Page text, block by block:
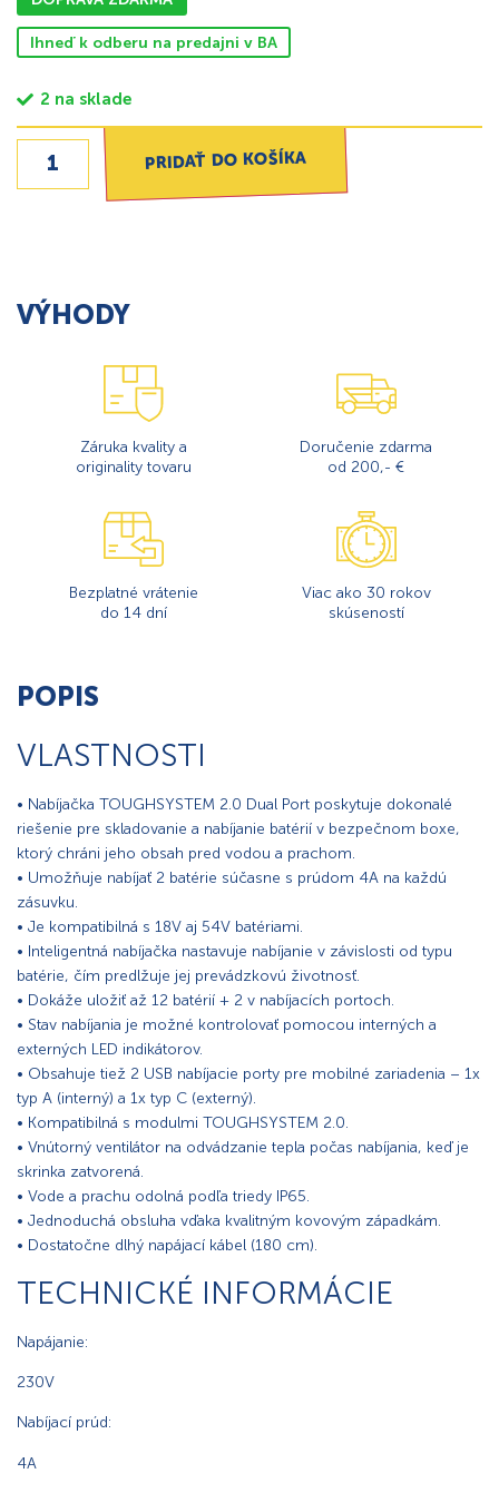
Ihneď k odberu na predajni v BA
2 na sklade
PRIDAŤ DO KOŠÍKA
VÝHODY
Záruka kvality a
originality tovaru
Doručenie zdarma
od 200,- €
Bezplatné vrátenie
do 14 dní
Viac ako 30 rokov
skúseností
POPIS
VLASTNOSTI
• Nabíjačka TOUGHSYSTEM 2.0 Dual Port poskytuje dokonalé
riešenie pre skladovanie a nabíjanie batérií v bezpečnom boxe,
ktorý chráni jeho obsah pred vodou a prachom.
• Umožňuje nabíjať 2 batérie súčasne s prúdom 4A na každú
zásuvku.
• Je kompatibilná s 18V aj 54V batériami.
• Inteligentná nabíjačka nastavuje nabíjanie v závislosti od typu
batérie, čím predlžuje jej prevádzkovú životnosť.
• Dokáže uložiť až 12 batérií + 2 v nabíjacích portoch.
• Stav nabíjania je možné kontrolovať pomocou interných a
externých LED indikátorov.
• Obsahuje tiež 2 USB nabíjacie porty pre mobilné zariadenia – 1x
typ A (interný) a 1x typ C (externý).
• Kompatibilná s modulmi TOUGHSYSTEM 2.0.
• Vnútorný ventilátor na odvádzanie tepla počas nabíjania, keď je
skrinka zatvorená.
• Vode a prachu odolná podľa triedy IP65.
• Jednoduchá obsluha vďaka kvalitným kovovým západkám.
• Dostatočne dlhý napájací kábel (180 cm).
TECHNICKÉ INFORMÁCIE
Napájanie:
230V
Nabíjací prúd:
4A